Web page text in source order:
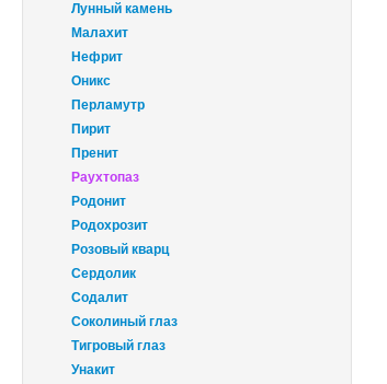
Лунный камень
Малахит
Нефрит
Оникс
Перламутр
Пирит
Пренит
Раухтопаз
Родонит
Родохрозит
Розовый кварц
Сердолик
Содалит
Соколиный глаз
Тигровый глаз
Унакит